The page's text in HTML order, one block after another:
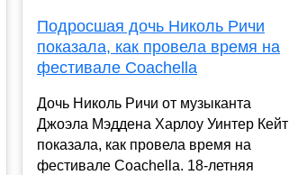
Подросшая дочь Николь Ричи
показала, как провела время на
фестивале Coachella
Дочь Николь Ричи от музыканта
Джоэла Мэддена Харлоу Уинтер Кейт
показала, как провела время на
фестивале Coachella. 18-летняя